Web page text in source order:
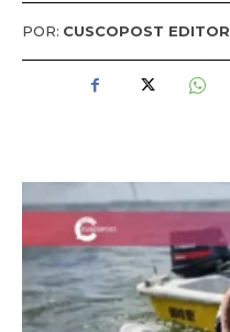
POR: CUSCOPOST EDITOR